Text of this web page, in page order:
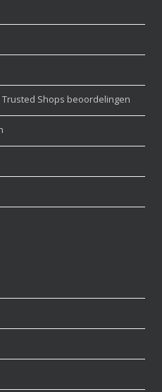
Shops beoordelingen